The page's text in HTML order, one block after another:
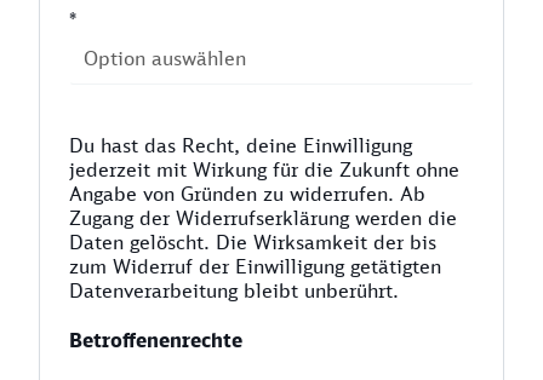
*
Du hast das Recht, deine Einwilligung
jederzeit mit Wirkung für die Zukunft ohne
Angabe von Gründen zu widerrufen. Ab
Zugang der Widerrufserklärung werden die
Daten gelöscht. Die Wirksamkeit der bis
zum Widerruf der Einwilligung getätigten
Datenverarbeitung bleibt unberührt.
Betroffenenrechte